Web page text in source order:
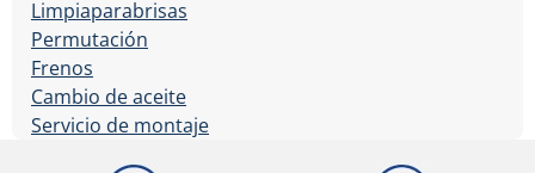
Limpiaparabrisas
Permutación
Frenos
Cambio de aceite
Servicio de montaje